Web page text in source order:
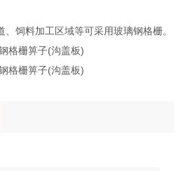
饲料加工区域等可采用玻璃钢格栅。